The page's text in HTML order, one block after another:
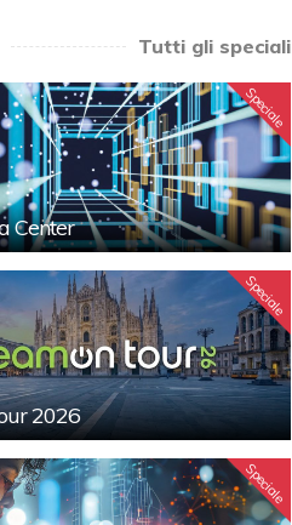
Tutti gli speciali
Speciale
Center
Speciale
2026
Speciale